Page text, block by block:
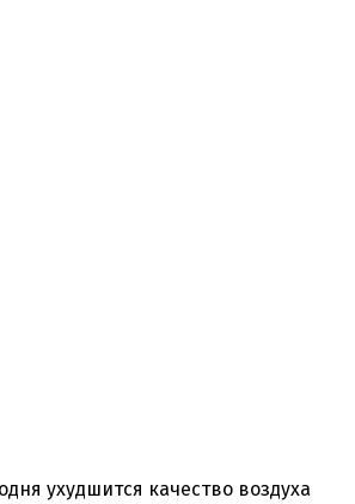
ухудшится качество воздуха